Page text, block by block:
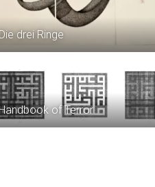
drei Ringe
of Terror